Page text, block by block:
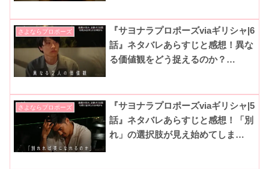
さよならプロポーズ
『サヨナラプロポーズviaギリシャ|6
話』ネタバレあらすじと感想！異な
る価値観をどう捉えるのか？
さよならプロポーズ
『サヨナラプロポーズviaギリシャ|5
話』ネタバレあらすじと感想！「別
れ」の選択肢が見え始めてしま